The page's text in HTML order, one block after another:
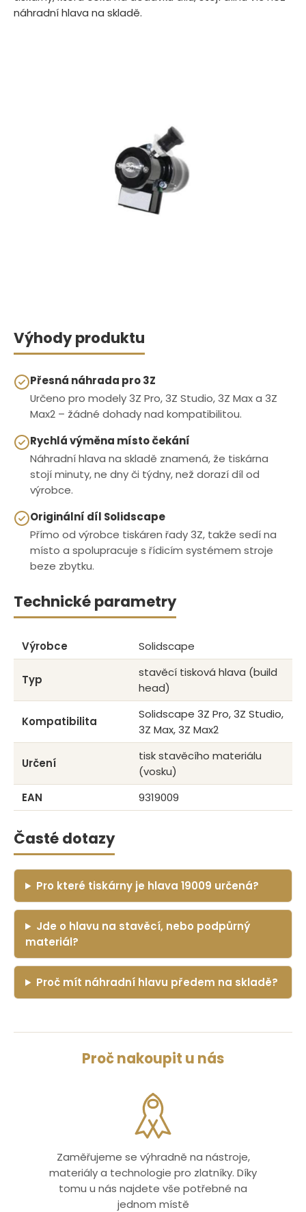
náhradní hlava na skladě.
Výhody produktu
Přesná náhrada pro 3Z
Určeno pro modely 3Z Pro, 3Z Studio, 3Z Max a 3Z
Max2 – žádné dohady nad kompatibilitou.
Rychlá výměna místo čekání
Náhradní hlava na skladě znamená, že tiskárna
stojí minuty, ne dny či týdny, než dorazí díl od
výrobce.
Originální díl Solidscape
Přímo od výrobce tiskáren řady 3Z, takže sedí na
místo a spolupracuje s řídicím systémem stroje
beze zbytku.
Technické parametry
Výrobce Solidscape
Typ
stavěcí tisková hlava (build
head)
Kompatibilita
Solidscape 3Z Pro, 3Z Studio,
3Z Max, 3Z Max2
Určení
tisk stavěcího materiálu
(vosku)
EAN
9319009
Časté dotazy
Pro které tiskárny je hlava 19009 určená?
Jde o hlavu na stavěcí, nebo podpůrný
materiál?
Proč mít náhradní hlavu předem na skladě?
Proč nakoupit u nás
Zaměřujeme se výhradně na nástroje,
materiály a technologie pro zlatníky. Díky
tomu u nás najdete vše potřebné na
jednom místě